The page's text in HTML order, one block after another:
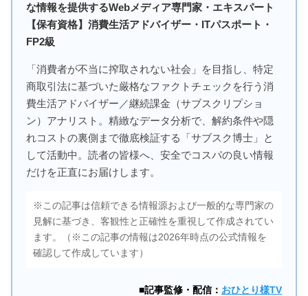
な情報を提供するWebメディア専門家・エキスパート
【保有資格】消費生活アドバイザー・ITパスポート・
FP2級
「消費者が不当に搾取されない社会」を目指し、特定
商取引法に基づいた厳格なファクトチェックを行う消
費生活アドバイザー／継続課金（サブスクリプショ
ン）アナリスト。精緻なデータ分析で、解約条件や隠
れコストの裏側まで徹底検証する「サブスク博士」と
して活動中。読者の皆様へ、安全でコスパの良い情報
だけを正直にお届けします。
※この記事は信頼できる情報源および一般的な専門家の
見解に基づき、客観性と正確性を重視して作成されてい
ます。（※この記事の情報は2026年時点の公式情報を
確認して作成しています）
■記事監修・配信： おひとり様TV